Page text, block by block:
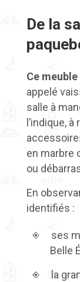
De la
Ce
appelé
salle à
l’indique,
en marbre
ou
En
identifiés :
ses
Belle
la